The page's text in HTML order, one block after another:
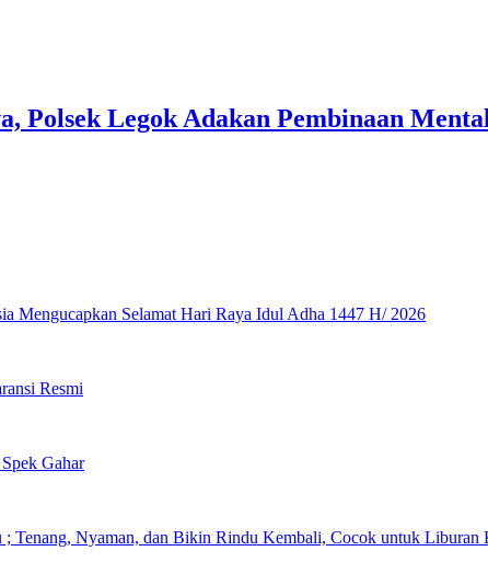
Polsek Legok Adakan Pembinaan
Mengucapkan Selamat Hari Raya Idul Adha 1447 H/ 2026
Resmi
Gahar
Tenang, Nyaman, dan Bikin Rindu Kembali, Cocok untuk Liburan